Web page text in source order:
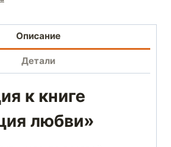
Описание
Детали
к книге
любви»